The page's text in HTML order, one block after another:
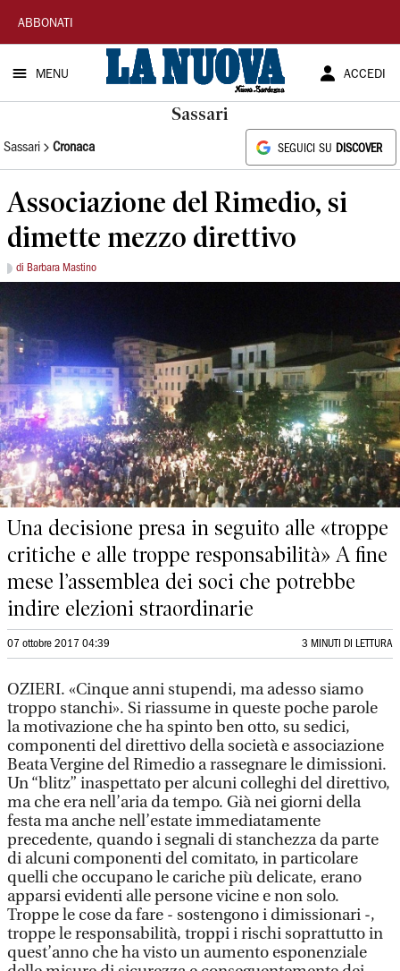
La
Nuova
Sardegna
ABBONATI
MENU ACCEDI
Sassari
Sassari Cronaca SEGUICI SU DISCOVER
Associazione del Rimedio, si
dimette mezzo direttivo
di Barbara Mastino
Una decisione presa in seguito alle «troppe
critiche e alle troppe responsabilità» A fine
mese l’assemblea dei soci che potrebbe
indire elezioni straordinarie
07 ottobre 2017 04:39 3 MINUTI DI LETTURA
OZIERI. «Cinque anni stupendi, ma adesso siamo
troppo stanchi». Si riassume in queste poche parole
la motivazione che ha spinto ben otto, su sedici,
componenti del direttivo della società e associazione
Beata Vergine del Rimedio a rassegnare le dimissioni.
Un “blitz” inaspettato per alcuni colleghi del direttivo,
ma che era nell’aria da tempo. Già nei giorni della
festa ma anche nell’estate immediatamente
precedente, quando i segnali di stanchezza da parte
di alcuni componenti del comitato, in particolare
quelli che occupano le cariche più delicate, erano
apparsi evidenti alle persone vicine e non solo.
Troppe le cose da fare - sostengono i dimissionari -,
troppe le responsabilità, troppi i rischi soprattutto in
quest’anno che ha visto un aumento esponenziale